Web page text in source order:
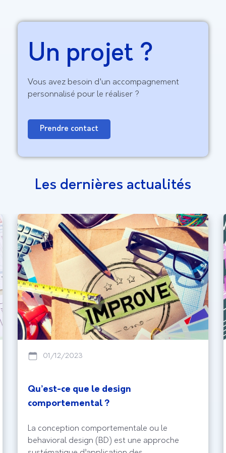
Un projet ?
Vous avez besoin d'un accompagnement
personnalisé pour le réaliser ?
Prendre contact
Les dernières actualités
01/12/2023
Qu’est-ce que le design
comportemental ?
La conception comportementale ou le
behavioral design (BD) est une approche